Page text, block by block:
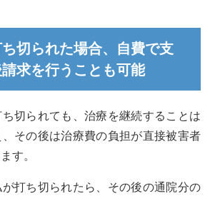
切られた場合、自費で支
求を行うことも可能
切られても、治療を継続することは
その後は治療費の負担が直接被害者
す。
打ち切られたら、その後の通院分の